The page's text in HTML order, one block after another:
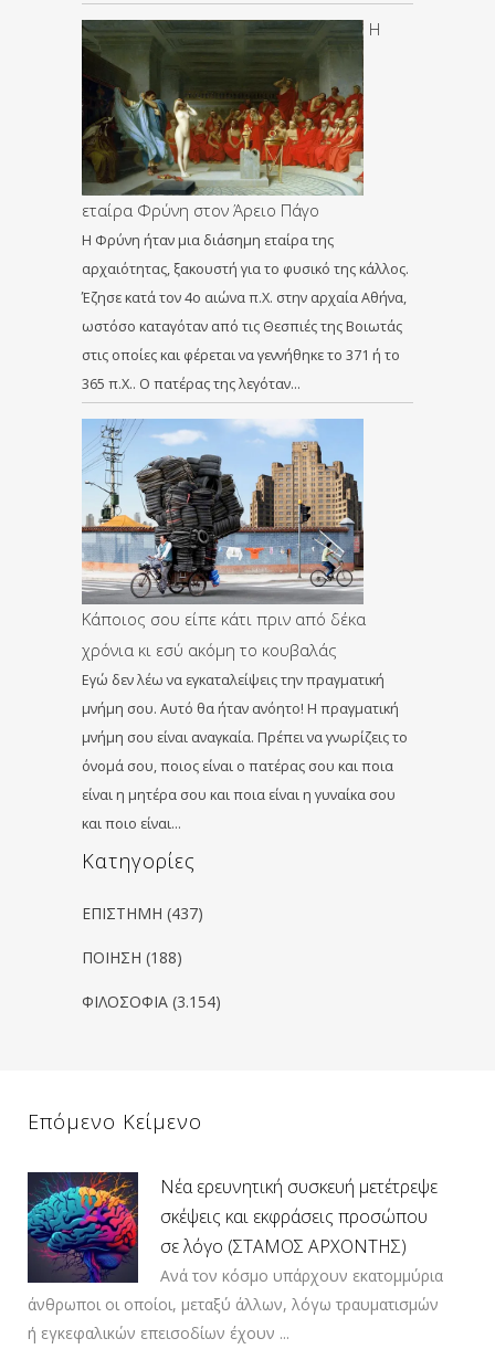
Η
εταίρα Φρύνη στον Άρειο Πάγο
Η Φρύνη ήταν μια διάσημη εταίρα της
αρχαιότητας, ξακουστή για το φυσικό της κάλλος.
Έζησε κατά τον 4ο αιώνα π.Χ. στην αρχαία Αθήνα,
ωστόσο καταγόταν από τις Θεσπιές της Βοιωτάς
στις οποίες και φέρεται να γεννήθηκε το 371 ή το
365 π.Χ.. Ο πατέρας της λεγόταν…
Κάποιος σου είπε κάτι πριν από δέκα
χρόνια κι εσύ ακόμη το κουβαλάς
Εγώ δεν λέω να εγκαταλείψεις την πραγματική
μνήμη σου. Αυτό θα ήταν ανόητο! Η πραγματική
μνήμη σου είναι αναγκαία. Πρέπει να γνωρίζεις το
όνομά σου, ποιος είναι ο πατέρας σου και ποια
είναι η μητέρα σου και ποια είναι η γυναίκα σου
και ποιο είναι…
Kατηγορίες
ΕΠΙΣΤΗΜΗ (437)
ΠΟΙΗΣΗ (188)
ΦΙΛΟΣΟΦΙΑ (3.154)
Επόμενο Κείμενο
Νέα ερευνητική συσκευή μετέτρεψε
σκέψεις και εκφράσεις προσώπου
σε λόγο (ΣΤΑΜΟΣ ΑΡΧΟΝΤΗΣ)
Ανά τον κόσμο υπάρχουν εκατομμύρια
άνθρωποι οι οποίοι, μεταξύ άλλων, λόγω τραυματισμών
ή εγκεφαλικών επεισοδίων έχουν ...